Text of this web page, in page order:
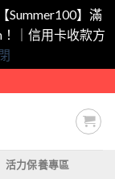
Summer100】滿
｜信用卡收款方
活力保養專區